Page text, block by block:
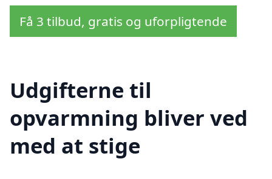
Få 3 tilbud, gratis og uforpligtende
Udgifterne til
opvarmning bliver ved
med at stige